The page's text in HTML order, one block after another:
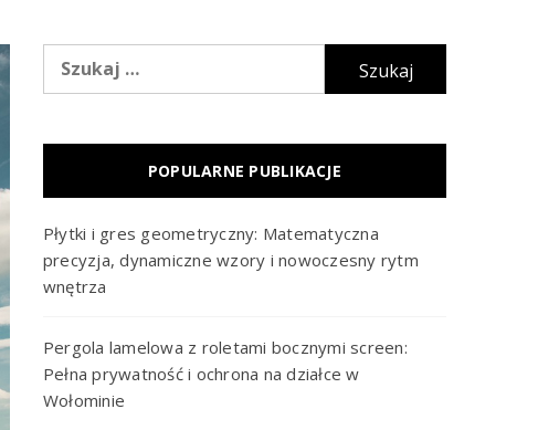
Szukaj:
POPULARNE PUBLIKACJE
Płytki i gres geometryczny: Matematyczna
precyzja, dynamiczne wzory i nowoczesny rytm
wnętrza
Pergola lamelowa z roletami bocznymi screen:
Pełna prywatność i ochrona na działce w
Wołominie